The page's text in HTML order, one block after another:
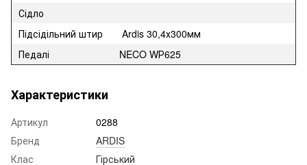
Сідло
Підсідільний штир
Ardis 30,4х300мм
Педалі
NECO WР625
Характеристики
Артикул
0288
Бренд
ARDIS
Клас
Гірський